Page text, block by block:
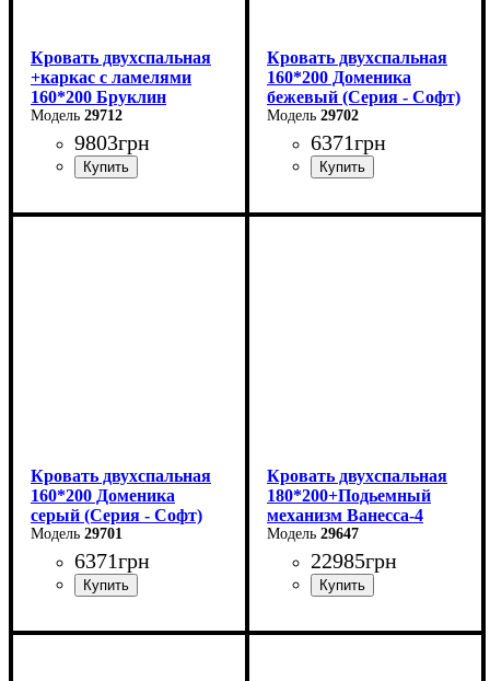
Кровать двухспальная
+каркас с ламелями
160*200 Бруклин
29712
9803грн
Ширина: 169 см
Кровать двухспальная
160*200 Доменика
бежевый (Серия - Софт)
29702
6371грн
Кровать двухспальная
160*200 Доменика
серый (Серия - Софт)
29701
6371грн
Кровать двухспальная
180*200+Подьемный
механизм Ванесса-4
29647
22985грн
Ширина: 226 см